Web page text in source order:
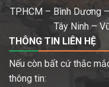
TP.HCM – Bình Dương
Tây Ninh –
THÔNG TIN LIÊN HỆ
Nếu còn bất cứ thắc
thông tin: